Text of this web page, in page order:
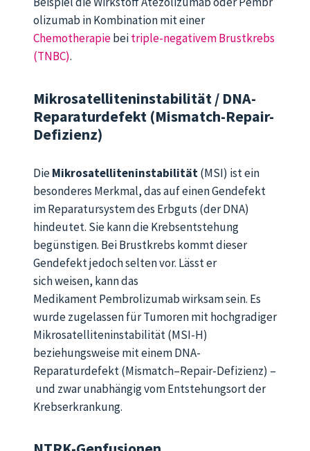
olizumab in Kombination mit einer
Chemotherapiebeitriple-negativem Brustkrebs
(TNBC).
Mikrosatelliteninstabilität / DNA-
Reparaturdefekt (Mismatch-Repair-
Defizienz)
DieMikrosatelliteninstabilität(MSI) ist ein
besonderes Merkmal, das aufeinenGendefekt
im Reparatursystemdes Erbguts (der DNA)
hindeutet. SiekanndieKrebsentstehung
begünstigen. Bei Brustkrebs kommt dieser
Gendefekt jedoch selten vor. Lässt er
sichweisen, kann das
MedikamentPembrolizumabwirksam sein. Es
wurde zugelassen für Tumoren mit hochgradiger
Mikrosatelliteninstabilität (MSI-H)
beziehungsweise mit einem DNA-
Reparaturdefekt (Mismatch–Repair-Defizienz) –
und zwar unabhängig vom Entstehungsort der
Krebserkrankung.